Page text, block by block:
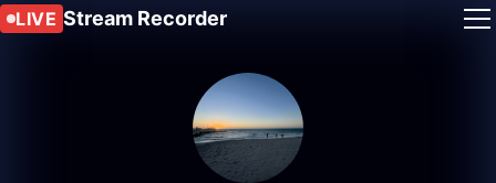
LIVE Stream Recorder